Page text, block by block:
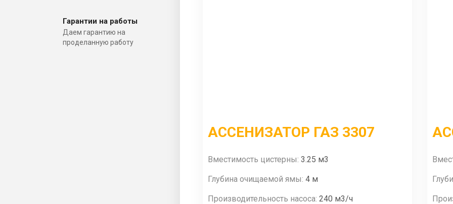
АССЕНИЗАТОР ГАЗ 3307
Вместимость цистерны: 3.25 м3
Глубина очищаемой ямы: 4 м
Производительность насоса: 240 м3/ч
Гарантии на работы
Даем гарантию на
проделанную работу